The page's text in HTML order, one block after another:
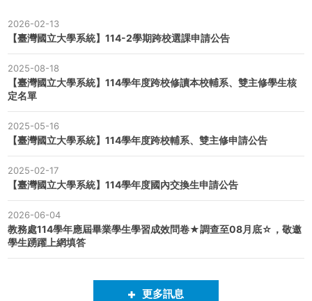
2026-02-13
【臺灣國立大學系統】114-2學期跨校選課申請公告
2025-08-18
【臺灣國立大學系統】114學年度跨校修讀本校輔系、雙主修學生核
定名單
2025-05-16
【臺灣國立大學系統】114學年度跨校輔系、雙主修申請公告
2025-02-17
【臺灣國立大學系統】114學年度國內交換生申請公告
2026-06-04
教務處114學年應屆畢業學生學習成效問卷★調查至08月底☆，敬邀
學生踴躍上網填答
更多訊息